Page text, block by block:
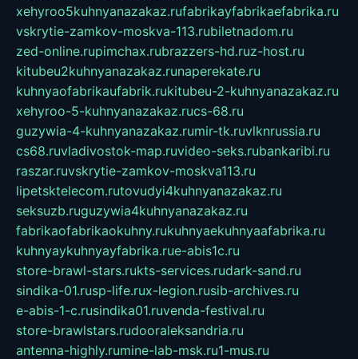
xehyroo5kuhnyanazakaz.rufabrikayfabrikaefabrika.ru
vskrytie-zamkov-moskva-113.rubiletnadom.ru
zed-online.rupimchax.rubrazzers-hd.ruz-host.ru
kitubeu2kuhnyanazakaz.runaperekate.ru
kuhnyaofabrikaufabrik.rukitubeu-2-kuhnyanazakaz.ru
xehyroo-5-kuhnyanazakaz.rucs-68.ru
guzywia-4-kuhnyanazakaz.rumir-tk.ruvlknrussia.ru
cs68.ruvladivostok-map.ruvideo-seks.rubankaribi.ru
raszar.ruvskrytie-zamkov-moskva113.ru
lipetsktelecom.rutovudyi4kuhnyanazakaz.ru
seksuzb.ruguzywia4kuhnyanazakaz.ru
fabrikaofabrikaokuhny.rukuhnyaekuhnyaafabrika.ru
kuhnyaykuhnyayfabrika.rue-abis1c.ru
store-brawl-stars.rukts-services.rudark-sand.ru
sindika-01.rusp-life.rux-legion.rusib-archives.ru
e-abis-1-c.rusindika01.ruvenda-festival.ru
store-brawlstars.rudooraleksandria.ru
antenna-highly.rumine-lab-msk.ru1-mus.ru